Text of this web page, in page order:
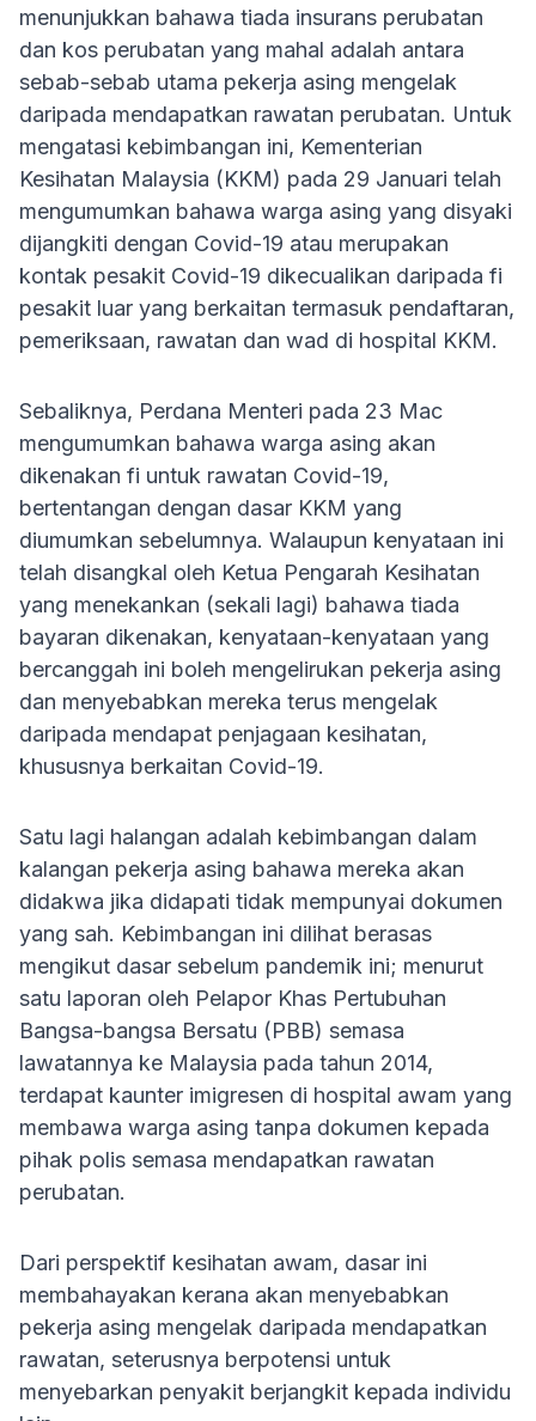
menunjukkan bahawa tiada insurans perubatan
dan kos perubatan yang mahal adalah antara
sebab-sebab utama pekerja asing mengelak
daripada mendapatkan rawatan perubatan. Untuk
mengatasi kebimbangan ini, Kementerian
Kesihatan Malaysia (KKM) pada 29 Januari telah
mengumumkan bahawa warga asing yang disyaki
dijangkiti dengan Covid-19 atau merupakan
kontak pesakit Covid-19 dikecualikan daripada fi
pesakit luar yang berkaitan termasuk pendaftaran,
pemeriksaan, rawatan dan wad di hospital KKM.
Sebaliknya, Perdana Menteri pada 23 Mac
mengumumkan bahawa warga asing akan
dikenakan fi untuk rawatan Covid-19,
bertentangan dengan dasar KKM yang
diumumkan sebelumnya. Walaupun kenyataan ini
telah disangkal oleh Ketua Pengarah Kesihatan
yang menekankan (sekali lagi) bahawa tiada
bayaran dikenakan, kenyataan-kenyataan yang
bercanggah ini boleh mengelirukan pekerja asing
dan menyebabkan mereka terus mengelak
daripada mendapat penjagaan kesihatan,
khususnya berkaitan Covid-19.
Satu lagi halangan adalah kebimbangan dalam
kalangan pekerja asing bahawa mereka akan
didakwa jika didapati tidak mempunyai dokumen
yang sah. Kebimbangan ini dilihat berasas
mengikut dasar sebelum pandemik ini; menurut
satu laporan oleh Pelapor Khas Pertubuhan
Bangsa-bangsa Bersatu (PBB) semasa
lawatannya ke Malaysia pada tahun 2014,
terdapat kaunter imigresen di hospital awam yang
membawa warga asing tanpa dokumen kepada
pihak polis semasa mendapatkan rawatan
perubatan.
Dari perspektif kesihatan awam, dasar ini
membahayakan kerana akan menyebabkan
pekerja asing mengelak daripada mendapatkan
rawatan, seterusnya berpotensi untuk
menyebarkan penyakit berjangkit kepada individu